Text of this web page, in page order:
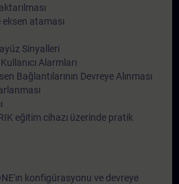
ataması
Sinyalleri
Alarmları
Bağlantılarının Devreye Alınması
eğitim cihazı üzerinde pratik
konfigürasyonu ve devreye